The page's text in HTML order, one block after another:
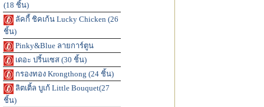
(18 ชิ้น)
ลัคกี้ ชิคเก้น Lucky Chicken (26
ชิ้น)
Pinky&Blue ลายการ์ตูน
เดอะ ปริ้นเซส (30 ชิ้น)
กรองทอง Krongthong (24 ชิ้น)
ลิตเติ้ล บูเก้ Little Bouquet(27
ชิ้น)